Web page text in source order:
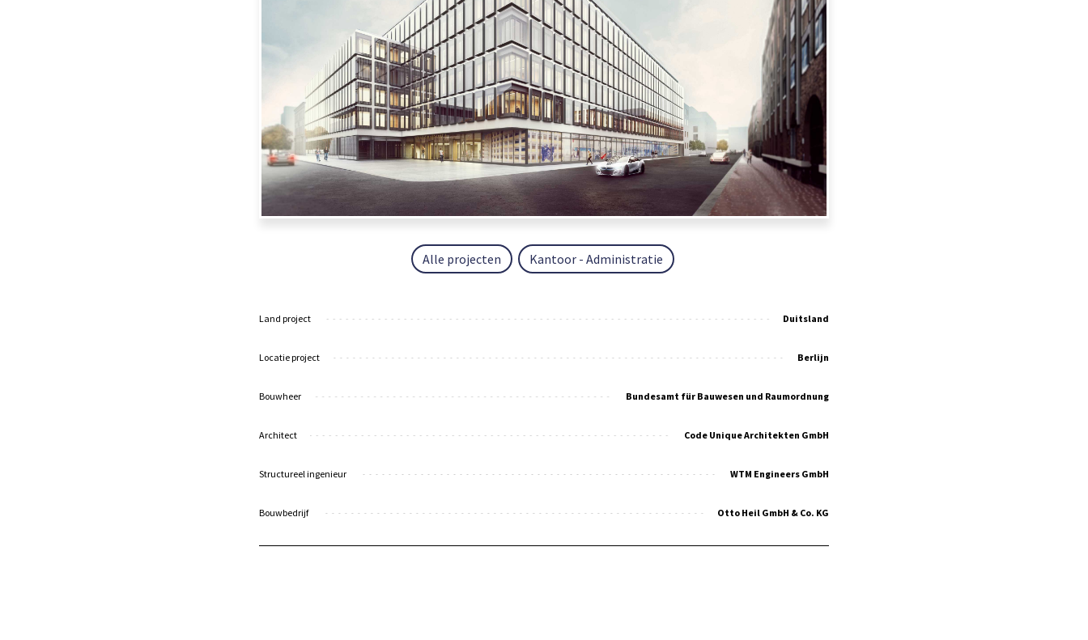
Alle projecten Kantoor - Administratie
Land project Duitsland
Locatie project Berlijn
Bouwheer Bundesamt für Bauwesen und Raumordnung
Architect Code Unique Architekten GmbH
Structureel ingenieur WTM Engineers GmbH
Bouwbedrijf Otto Heil GmbH & Co. KG